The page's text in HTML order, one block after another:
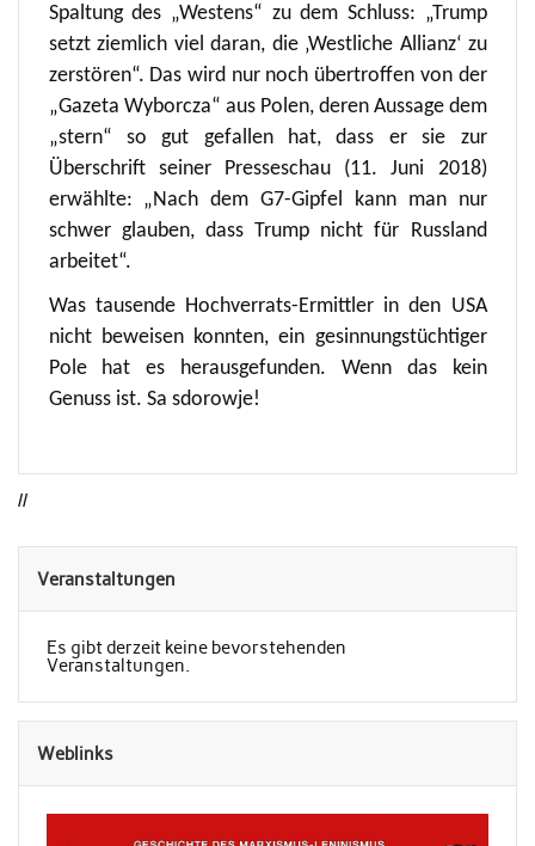
Spaltung des „Westens“ zu dem Schluss: „Trump
setzt ziemlich viel daran, die ‚Westliche Allianz‘ zu
zerstören“. Das wird nur noch übertroffen von der
„Gazeta Wyborcza“ aus Polen, deren Aussage dem
„stern“ so gut gefallen hat, dass er sie zur
Überschrift seiner Presseschau (11. Juni 2018)
erwählte: „Nach dem G7-Gipfel kann man nur
schwer glauben, dass Trump nicht für Russland
arbeitet“.
Was tausende Hochverrats-Ermittler in den USA
nicht beweisen konnten, ein gesinnungstüchtiger
Pole hat es herausgefunden. Wenn das kein
Genuss ist. Sa sdorowje!
//
Veranstaltungen
Es gibt derzeit keine bevorstehenden
Veranstaltungen.
Weblinks